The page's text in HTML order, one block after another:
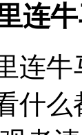
连
连
什